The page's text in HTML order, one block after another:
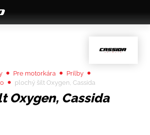
Pre motorkára
Prilby
plochý šilt Oxygen, Cassida
Oxygen, Cassida